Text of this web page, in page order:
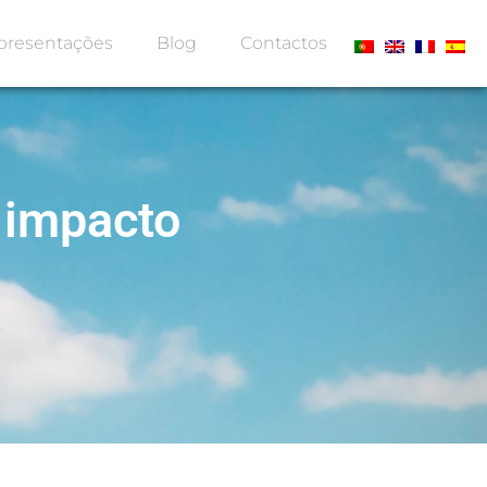
Blog Contactos